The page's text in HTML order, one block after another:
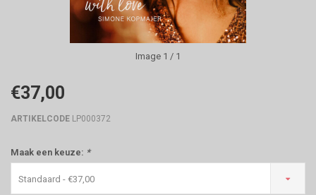
Image 1 / 1
€37,00
ARTIKELCODE LP000372
Maak een keuze: *
Standaard - €37,00